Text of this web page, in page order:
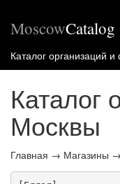
MoscowCatalog
Каталог организаций
Каталог
Москвы
Главная → Магазины →